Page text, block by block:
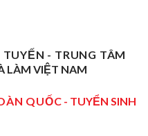
- TRUNG TÂM
LÀM VIỆT NAM
QUỐC - TUYỂN SINH